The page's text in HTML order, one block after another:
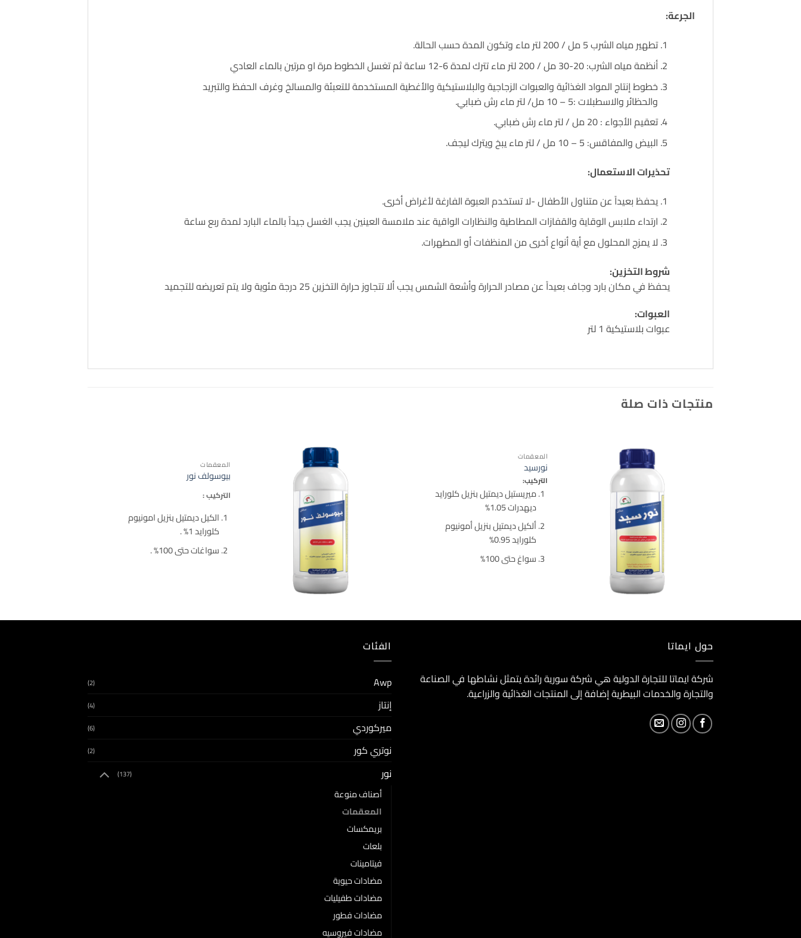
الجرعة:
تطهير مياه الشرب 5 مل / 200 لتر ماء وتكون المدة حسب الحالة.
أنظمة مياه الشرب: 20-30 مل / 200 لتر ماء تترك لمدة 6-12 ساعة ثم تغسل الخطوط مرة او مرتين بالماء العادي
خطوط إنتاج المواد الغذائية والعبوات الزجاجية والبلاستيكية والأغطية المستخدمة للتعبئة والمسالخ وغرف الحفظ والتبريد
والحظائر والاسطبلات :5 – 10 مل/ لتر ماء رش ضبابي.
تعقيم الأجواء : 20 مل / لتر ماء رش ضبابي.
البيض والمفاقس: 5 – 10 مل / لتر ماء يبخ ويترك ليجف.
تحذيرات الاستعمال:
يحفظ بعيداً عن متناول الأطفال -لا تستخدم العبوة الفارغة لأغراض أخرى.
ارتداء ملابس الوقاية والقفازات المطاطية والنظارات الواقية عند ملامسة العينين يجب الغسل جيداً بالماء البارد لمدة ربع ساعة
لا يمزج المحلول مع أية أنواع أخرى من المنظفات أو المطهرات.
شروط التخزين:
يحفظ في مكان بارد وجاف بعيداً عن مصادر الحرارة وأشعة الشمس يجب ألا تتجاوز حرارة التخزين 25 درجة مئوية ولا يتم تعريضه للتجميد
العبوات:
عبوات بلاستيكية 1 لتر
منتجات ذات صلة
المعقمات
نورسيد
التركيب:
ميريستيل ديمتيل بنزيل كلورايد
ديهدرات 1.05%
ألكيل ديمتيل بنزيل أمونيوم
كلورايد 0.95%
سواغ حتى 100%
المعقمات
بيوسولف نور
التركيب :
الكيل ديمتيل بنزيل امونيوم
كلورايد 1% .
سواغات حتى 100% .
حول ايماتا
شركة ايماتا للتجارة الدولية هي شركة سورية رائدة يتمثل نشاطها في الصناعة
والتجارة والخدمات البيطرية إضافة إلى المنتجات الغذائية والزراعية.
الفئات
Awp
(2)
إنتاز (4)
ميركوردي (6)
نوتري كور (2)
نور (137)
أصناف منوعة
المعقمات
بريمكسات
بلعات
فيتامينات
مضادات حيوية
مضادات طفيليات
مضادات فطور
مضادات فيروسيه